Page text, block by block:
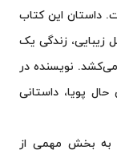
منتشر شده است. داستان این کتاب
زیبایی، زندگی یک
می‌کشد. نویسنده در
پویا، داستانی
به بخش مهمی از